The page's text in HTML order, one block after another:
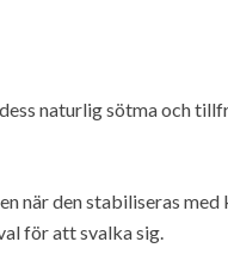
naturlig sötma och
när den stabiliseras
för att svalka sig.